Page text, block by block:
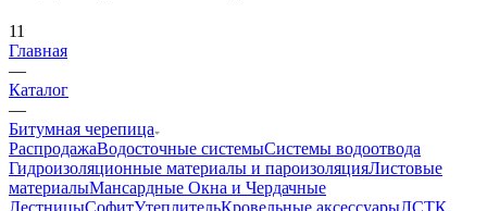
11
Главная
—
Каталог
—
Битумная черепица
РаспродажаВодосточные системыСистемы водоотвода
Гидроизоляционные материалы и пароизоляцияЛистовые
материалыМансардные Окна и Чердачные
ЛестницыСофитУтеплительКровельные аксессуарыЛСТК,